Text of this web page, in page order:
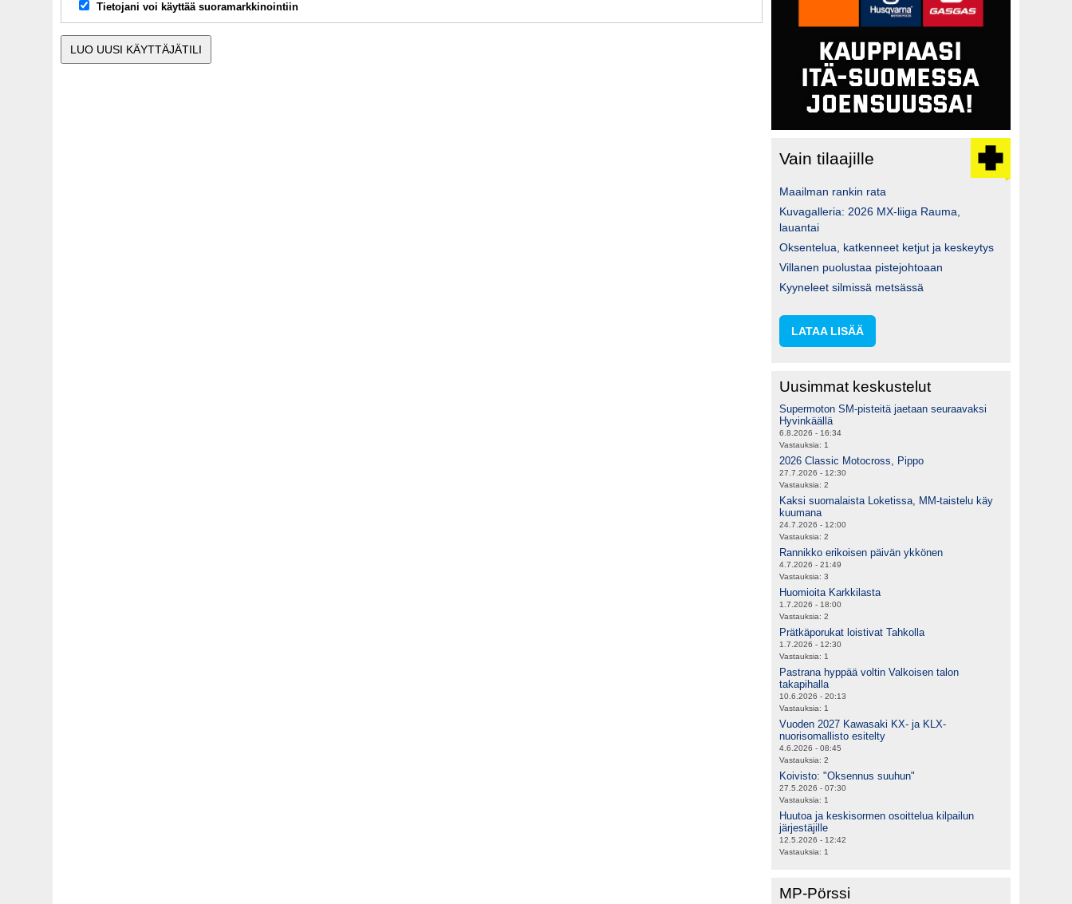
Tietojani voi käyttää suoramarkkinointiin
Vain tilaajille
Maailman rankin rata
Kuvagalleria: 2026 MX-liiga Rauma,
lauantai
Oksentelua, katkenneet ketjut ja keskeytys
Villanen puolustaa pistejohtoaan
Kyyneleet silmissä metsässä
LATAA LISÄÄ
Uusimmat keskustelut
Supermoton SM-pisteitä jaetaan seuraavaksi
Hyvinkäällä
6.8.2026 - 16:34
Vastauksia: 1
2026 Classic Motocross, Pippo
27.7.2026 - 12:30
Vastauksia: 2
Kaksi suomalaista Loketissa, MM-taistelu käy
kuumana
24.7.2026 - 12:00
Vastauksia: 2
Rannikko erikoisen päivän ykkönen
4.7.2026 - 21:49
Vastauksia: 3
Huomioita Karkkilasta
1.7.2026 - 18:00
Vastauksia: 2
Prätkäporukat loistivat Tahkolla
1.7.2026 - 12:30
Vastauksia: 1
Pastrana hyppää voltin Valkoisen talon
takapihalla
10.6.2026 - 20:13
Vastauksia: 1
Vuoden 2027 Kawasaki KX- ja KLX-
nuorisomallisto esitelty
4.6.2026 - 08:45
Vastauksia: 2
Koivisto: "Oksennus suuhun"
27.5.2026 - 07:30
Vastauksia: 1
Huutoa ja keskisormen osoittelua kilpailun
järjestäjille
12.5.2026 - 12:42
Vastauksia: 1
MP-Pörssi